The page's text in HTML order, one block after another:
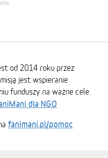
od 2014 roku przez
jest wspieranie
funduszy na ważne cele.
dla NGO
fanimani.pl/pomoc